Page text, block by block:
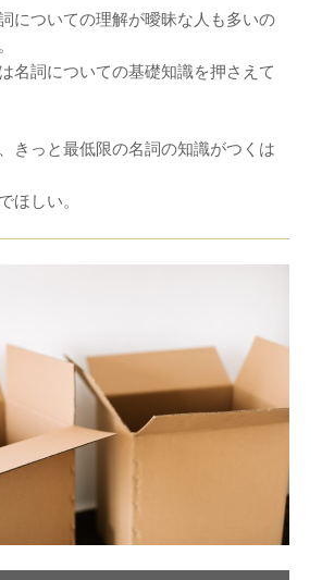
についての理解が曖昧な人も多いの
名詞についての基礎知識を押さえて
きっと最低限の名詞の知識がつくは
ほしい。